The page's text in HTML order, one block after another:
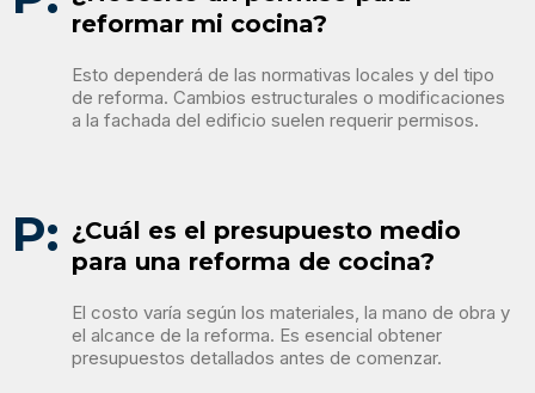
reformar mi cocina?
Esto dependerá de las normativas locales y del tipo
de reforma. Cambios estructurales o modificaciones
a la fachada del edificio suelen requerir permisos.
P: ¿Cuál es el presupuesto medio
para una reforma de cocina?
El costo varía según los materiales, la mano de obra y
el alcance de la reforma. Es esencial obtener
presupuestos detallados antes de comenzar.